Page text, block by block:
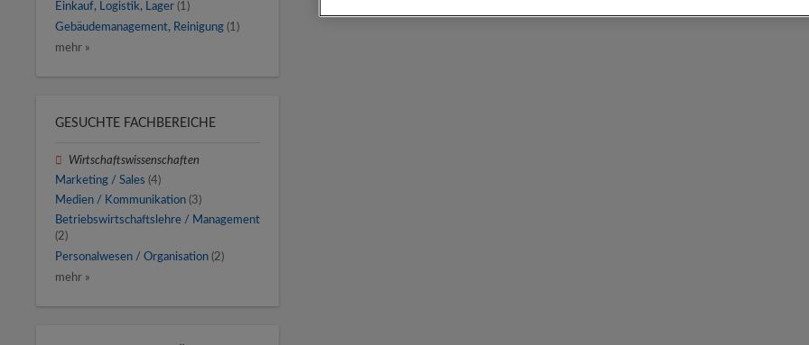
Einkauf, Logistik, Lager (1)
Gebäudemanagement, Reinigung (1)
mehr »
GESUCHTE FACHBEREICHE
Wirtschaftswissenschaften
Marketing / Sales (4)
Medien / Kommunikation (3)
Betriebswirtschaftslehre / Management
(2)
Personalwesen / Organisation (2)
mehr »